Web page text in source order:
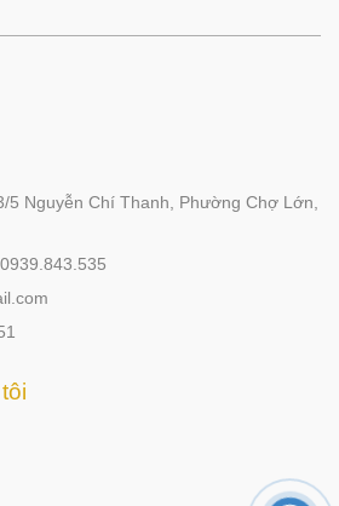
5 Nguyễn Chí Thanh, Phường Chợ Lớn,